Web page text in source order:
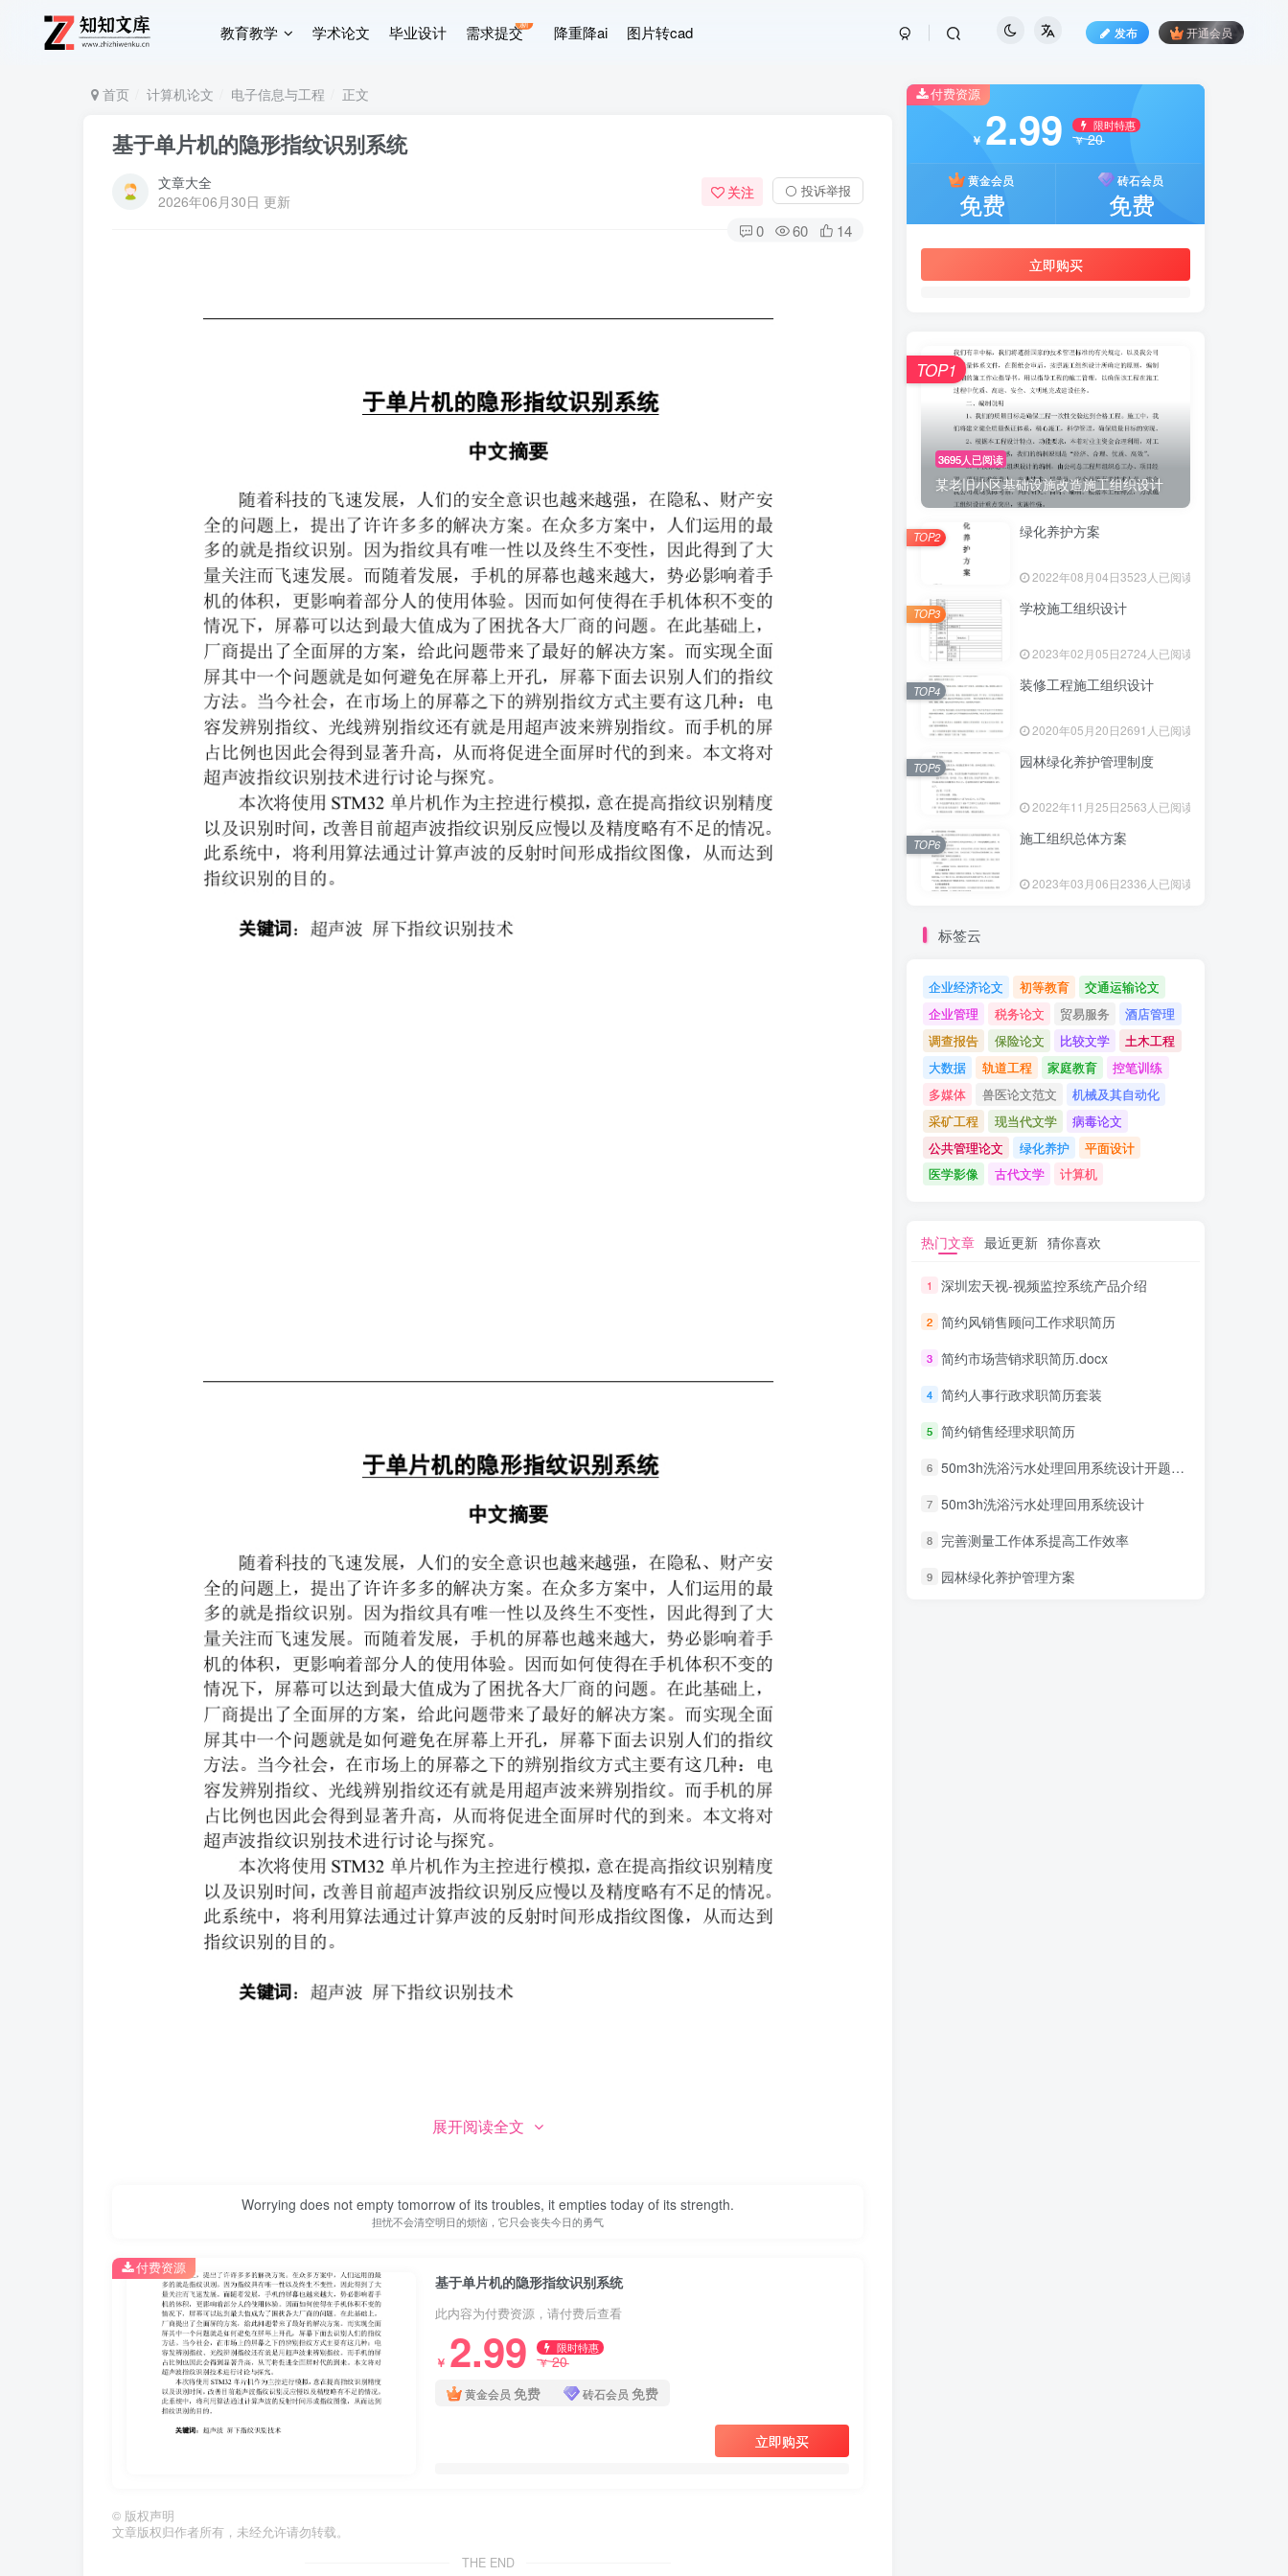
教育教学 学术论文 毕业设计 需求提交新 降重降ai 图片转cad 发布 开通会员
首页 计算机论文 电子信息与工程 正文
基于单片机的隐形指纹识别系统
文章大全
2026年06月30日 更新
关注 ⚪ 投诉举报
0 60 14
第1页 / 共33页
展开阅读全文
Worrying does not empty tomorrow of its troubles, it empties today of its strength.
担忧不会清空明日的烦恼，它只会丧失今日的勇气
基于单片机的隐形指纹识别系统
此内容为付费资源，请付费后查看
￥ 2.99 限时特惠
￥20
黄金会员 免费 砖石会员 免费
立即购买
付费资源
© 版权声明
文章版权归作者所有，未经允许请勿转载。
THE END
付费资源
￥ 2.99 限时特惠
￥20
黄金会员
免费
砖石会员
免费
立即购买
3695人已阅读
某老旧小区基础设施改造施工组织设计
TOP1
绿化养护方案
2022年08月04日3523人已阅读
TOP2
学校施工组织设计
2023年02月05日2724人已阅读
TOP3
装修工程施工组织设计
2020年05月20日2691人已阅读
TOP4
园林绿化养护管理制度
2022年11月25日2563人已阅读
TOP5
施工组织总体方案
2023年03月06日2336人已阅读
TOP6
标签云
企业经济论文 初等教育
交通运输论文
企业管理
税务论文 贸易服务
酒店管理
调查报告
保险论文 比较文学
土木工程
大数据
轨道工程 家庭教育
控笔训练
多媒体
兽医论文范文
机械及其自动化
采矿工程
现当代文学
病毒论文
公共管理论文
绿化养护
平面设计
医学影像
古代文学 计算机
热门文章 最近更新 猜你喜欢
1 深圳宏天视-视频监控系统产品介绍
2 简约风销售顾问工作求职简历
3 简约市场营销求职简历.docx
4 简约人事行政求职简历套装
5 简约销售经理求职简历
6 50m3h洗浴污水处理回用系统设计开题报告
7 50m3h洗浴污水处理回用系统设计
8 完善测量工作体系提高工作效率
9 园林绿化养护管理方案